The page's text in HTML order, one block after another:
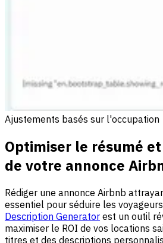
Ajustements basés sur l'occupation
Optimiser le résumé
de votre annonce
Rédiger une annonce Airbnb
essentiel pour séduire les
Description Generator est un outil
maximiser le ROI de vos locations
titres et des descriptions